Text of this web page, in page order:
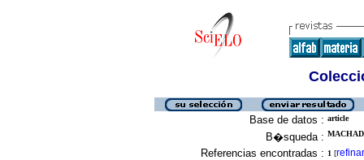
Base de datos : article
B�squeda :
Referencias encontradas : 1 [refinar